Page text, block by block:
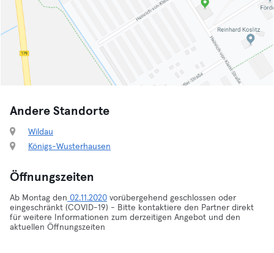
Andere Standorte
Wildau
Königs-Wusterhausen
Öffnungszeiten
Ab Montag den 02.11.2020 vorübergehend geschlossen oder
eingeschränkt (COVID-19) - Bitte kontaktiere den Partner direkt
für weitere Informationen zum derzeitigen Angebot und den
aktuellen Öffnungszeiten